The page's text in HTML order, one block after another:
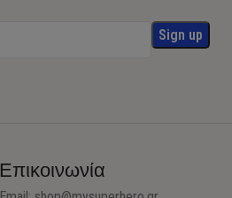
Επικοινωνία